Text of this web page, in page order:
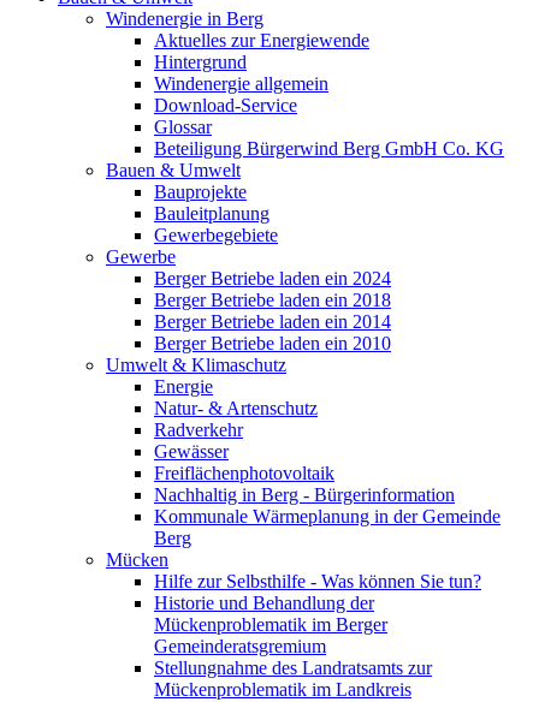
Windenergie in Berg
Aktuelles zur Energiewende
Hintergrund
Windenergie allgemein
Download-Service
Glossar
Beteiligung Bürgerwind Berg GmbH Co. KG
Bauen & Umwelt
Bauprojekte
Bauleitplanung
Gewerbegebiete
Gewerbe
Berger Betriebe laden ein 2024
Berger Betriebe laden ein 2018
Berger Betriebe laden ein 2014
Berger Betriebe laden ein 2010
Umwelt & Klimaschutz
Energie
Natur- & Artenschutz
Radverkehr
Gewässer
Freiflächenphotovoltaik
Nachhaltig in Berg - Bürgerinformation
Kommunale Wärmeplanung in der Gemeinde
Berg
Mücken
Hilfe zur Selbsthilfe - Was können Sie tun?
Historie und Behandlung der
Mückenproblematik im Berger
Gemeinderatsgremium
Stellungnahme des Landratsamts zur
Mückenproblematik im Landkreis